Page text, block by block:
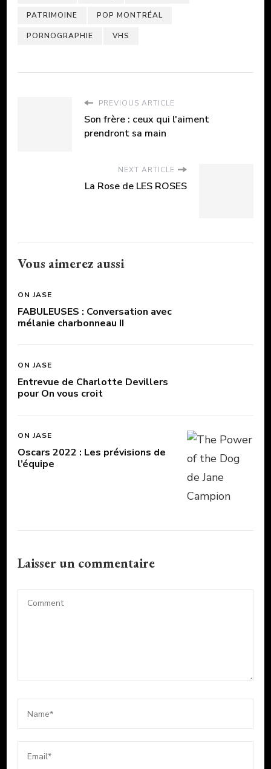
PATRIMOINE POP MONTRÉAL
PORNOGRAPHIE VHS
PREVIOUS ARTICLE
Son frère : ceux qui l'aiment
prendront sa main
NEXT ARTICLE
La Rose de LES ROSES
Vous aimerez aussi
ON JASE
FABULEUSES : Conversation avec
mélanie charbonneau II
ON JASE
Entrevue de Charlotte Devillers
pour On vous croit
ON JASE
Oscars 2022 : Les prévisions de
l’équipe
Laisser un commentaire